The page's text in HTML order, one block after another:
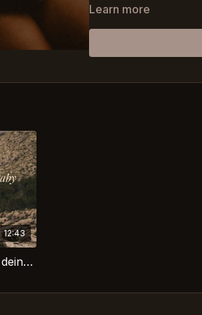
There is no right way to
Whether you’re lying
This is your sacred
___________
Es gibt keinen richtigen
Learn more
12:43
Sacred Bond⎪Herz zu Herz mit deinem Baby⎪Geführte Meditation während der Schwangerschaft